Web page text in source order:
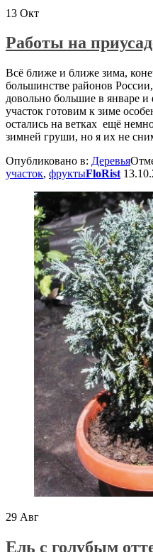
13 Окт
Работы на
Всё ближе и ближе зима,
большинстве районов
довольно большие в январе
участок готовим к зиме
остались на ветках ещё
зимней груши, но я их не
Опубликовано в: Деревья
участок, фруктыFloRist
29 Авг
Ель с голубым